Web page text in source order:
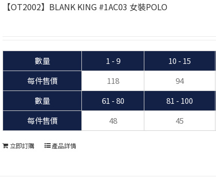
【OT2002】BLANK KING #1AC03 女裝POLO
數量 1 - 9 10 - 15
每件售價
118 94
數量
61 - 80 81 - 100
每件售價
48 45
立即訂購 產品詳情